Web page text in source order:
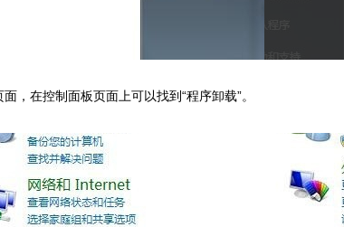
在控制面板页面上可以找到“程序卸载”。